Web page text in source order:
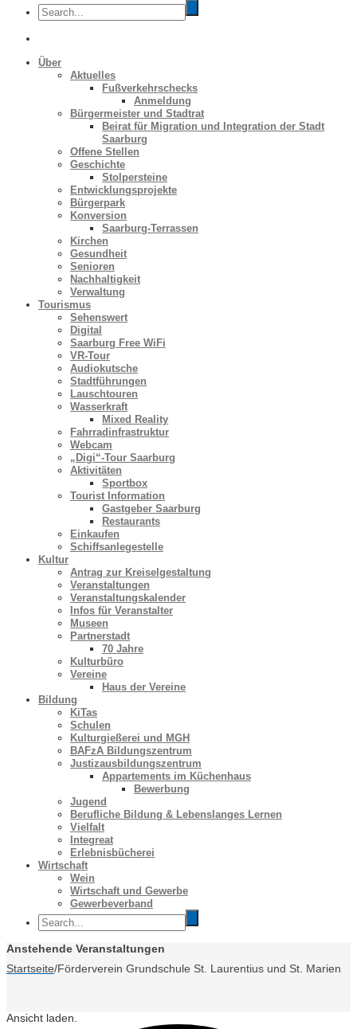
Über
Aktuelles
Fußverkehrschecks
Anmeldung
Bürgermeister und Stadtrat
Beirat für Migration und Integration der Stadt
Saarburg
Offene Stellen
Geschichte
Stolpersteine
Entwicklungsprojekte
Bürgerpark
Konversion
Saarburg-Terrassen
Kirchen
Gesundheit
Senioren
Nachhaltigkeit
Verwaltung
Tourismus
Sehenswert
Digital
Saarburg Free WiFi
VR-Tour
Audiokutsche
Stadtführungen
Lauschtouren
Wasserkraft
Mixed Reality
Fahrradinfrastruktur
Webcam
„Digi“-Tour Saarburg
Aktivitäten
Sportbox
Tourist Information
Gastgeber Saarburg
Restaurants
Einkaufen
Schiffsanlegestelle
Kultur
Antrag zur Kreiselgestaltung
Veranstaltungen
Veranstaltungskalender
Infos für Veranstalter
Museen
Partnerstadt
70 Jahre
Kulturbüro
Vereine
Haus der Vereine
Bildung
KiTas
Schulen
Kulturgießerei und MGH
BAFzA Bildungszentrum
Justizausbildungszentrum
Appartements im Küchenhaus
Bewerbung
Jugend
Berufliche Bildung & Lebenslanges Lernen
Vielfalt
Integreat
Erlebnisbücherei
Wirtschaft
Wein
Wirtschaft und Gewerbe
Gewerbeverband
Anstehende Veranstaltungen
Startseite/Förderverein Grundschule St. Laurentius und St. Marien
Ansicht laden.